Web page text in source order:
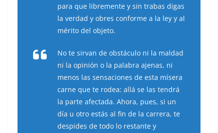
para que libremente y sin trabas digas
la verdad y obres conforme a la ley y al
mérito del objeto.
No te sirvan de obstáculo ni la maldad
ni la opinión o la palabra ajenas, ni
menos las sensaciones de esta mísera
carne que te rodea: allá se las tendrá
la parte afectada. Ahora, pues, si un
día u otro estás al fin de la carrera, te
despides de todo lo restante y